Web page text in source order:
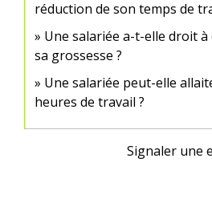
réduction de son temps de
Une salariée a-t-elle droit à
sa grossesse ?
Une salariée peut-elle
heures de travail ?
Signaler une